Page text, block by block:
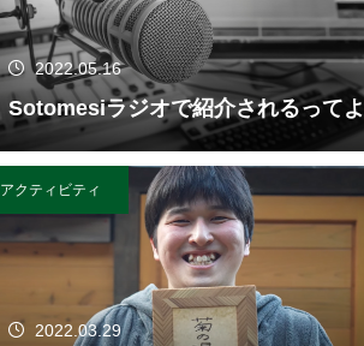
2022.05.16
Sotomesiラジオで紹介されるってよ
アクティビティ
2022.03.29